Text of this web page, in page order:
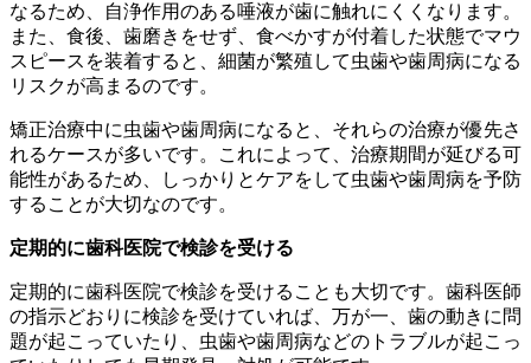
なるため、自浄作用のある唾液が歯に触れにくくなります。
また、食後、歯磨きをせず、食べかすが付着した状態でマウ
スピースを装着すると、細菌が繁殖して虫歯や歯周病になる
リスクが高まるのです。
矯正治療中に虫歯や歯周病になると、それらの治療が優先さ
れるケースが多いです。これによって、治療期間が延びる可
能性があるため、しっかりとケアをして虫歯や歯周病を予防
することが大切なのです。
定期的に歯科医院で検診を受ける
定期的に歯科医院で検診を受けることも大切です。歯科医師
の指示どおりに検診を受けていれば、万が一、歯の動きに問
題が起こっていたり、虫歯や歯周病などのトラブルが起こっ